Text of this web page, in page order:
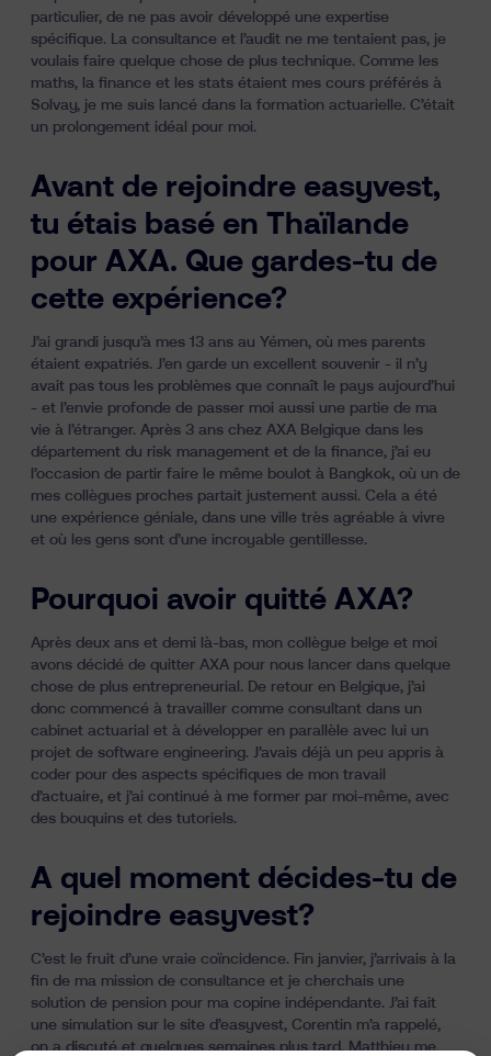
particulier, de ne pas avoir développé une expertise
spécifique. La consultance et l’audit ne me tentaient pas, je
voulais faire quelque chose de plus technique. Comme les
maths, la finance et les stats étaient mes cours préférés à
Solvay, je me suis lancé dans la formation actuarielle. C’était
un prolongement idéal pour moi.
Avant de rejoindre easyvest,
tu étais basé en Thaïlande
pour AXA. Que gardes-tu de
cette expérience?
J’ai grandi jusqu’à mes 13 ans au Yémen, où mes parents
étaient expatriés. J’en garde un excellent souvenir - il n’y
avait pas tous les problèmes que connaît le pays aujourd’hui
- et l’envie profonde de passer moi aussi une partie de ma
vie à l’étranger. Après 3 ans chez AXA Belgique dans les
département du risk management et de la finance, j’ai eu
l’occasion de partir faire le même boulot à Bangkok, où un de
mes collègues proches partait justement aussi. Cela a été
une expérience géniale, dans une ville très agréable à vivre
et où les gens sont d’une incroyable gentillesse.
Pourquoi avoir quitté AXA?
Après deux ans et demi là-bas, mon collègue belge et moi
avons décidé de quitter AXA pour nous lancer dans quelque
chose de plus entrepreneurial. De retour en Belgique, j’ai
donc commencé à travailler comme consultant dans un
cabinet actuarial et à développer en parallèle avec lui un
projet de software engineering. J’avais déjà un peu appris à
coder pour des aspects spécifiques de mon travail
d’actuaire, et j’ai continué à me former par moi-même, avec
des bouquins et des tutoriels.
A quel moment décides-tu de
rejoindre easyvest?
C’est le fruit d’une vraie coïncidence. Fin janvier, j’arrivais à la
fin de ma mission de consultance et je cherchais une
solution de pension pour ma copine indépendante. J’ai fait
une simulation sur le site d’easyvest, Corentin m’a rappelé,
on a discuté et quelques semaines plus tard, Matthieu me